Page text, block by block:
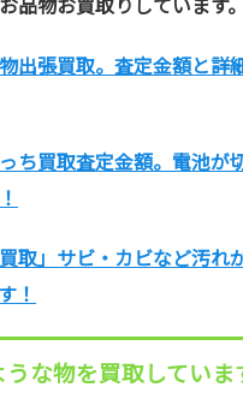
品物お買取りしています。
出張買取。査定金額と詳
ち買取査定金額。電池が
取」サビ・カビなど汚れ
！
な物を買取していま